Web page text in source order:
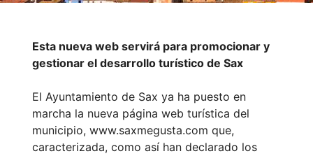
Esta nueva web servirá para promocionar y
gestionar el desarrollo turístico de Sax
El Ayuntamiento de Sax ya ha puesto en
marcha la nueva página web turística del
municipio, www.saxmegusta.com que,
caracterizada, como así han declarado los